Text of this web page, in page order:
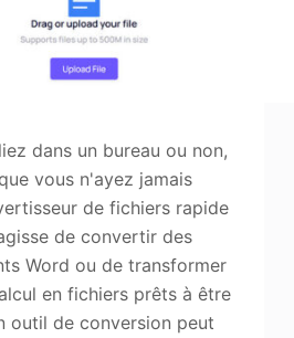
dans un bureau ou non,
vous n'ayez jamais
de fichiers rapide
de convertir des
Word ou de transformer
en fichiers prêts à être
outil de conversion peut